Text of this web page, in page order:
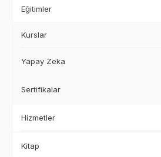
Eğitimler
Kurslar
Yapay Zeka
Sertifikalar
Hizmetler
Kitap